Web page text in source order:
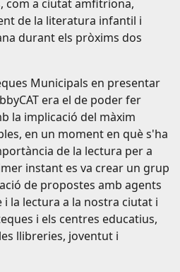
com a ciutat amfitriona,
de la literatura infantil i
durant els pròxims dos
Municipals en presentar
era el de poder fer
la implicació del màxim
en un moment en què s'ha
de la lectura per a
instant es va crear un grup
de propostes amb agents
la lectura a la nostra ciutat i
i els centres educatius,
llibreries, joventut i